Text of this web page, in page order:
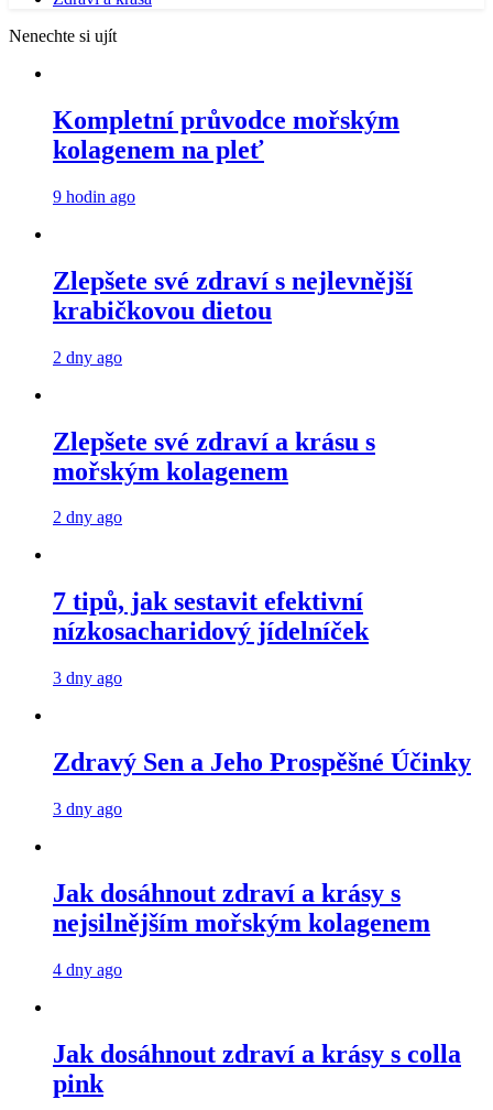
Nenechte si ujít
Kompletní průvodce mořským
kolagenem na pleť
9 hodin ago
Zlepšete své zdraví s nejlevnější
krabičkovou dietou
2 dny ago
Zlepšete své zdraví a krásu s
mořským kolagenem
2 dny ago
7 tipů, jak sestavit efektivní
nízkosacharidový jídelníček
3 dny ago
Zdravý Sen a Jeho Prospěšné Účinky
3 dny ago
Jak dosáhnout zdraví a krásy s
nejsilnějším mořským kolagenem
4 dny ago
Jak dosáhnout zdraví a krásy s colla
pink